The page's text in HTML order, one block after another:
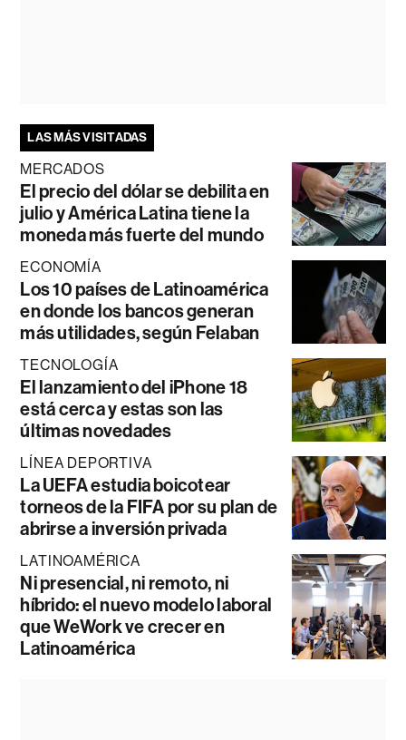
LAS MÁS VISITADAS
MERCADOS
El precio del dólar se debilita en
julio y América Latina tiene la
moneda más fuerte del mundo
ECONOMÍA
Los 10 países de Latinoamérica
en donde los bancos generan
más utilidades, según Felaban
TECNOLOGÍA
El lanzamiento del iPhone 18
está cerca y estas son las
últimas novedades
LÍNEA DEPORTIVA
La UEFA estudia boicotear
torneos de la FIFA por su plan de
abrirse a inversión privada
LATINOAMÉRICA
Ni presencial, ni remoto, ni
híbrido: el nuevo modelo laboral
que WeWork ve crecer en
Latinoamérica